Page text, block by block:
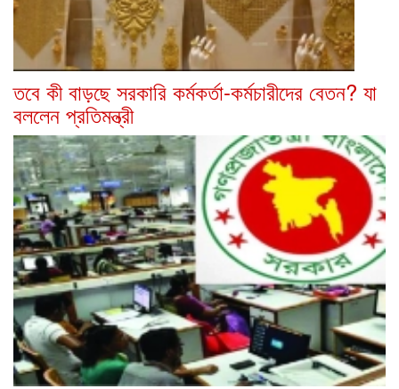
তবে কী বাড়ছে সরকারি কর্মকর্তা-কর্মচারীদের বেতন? যা
বললেন প্রতিমন্ত্রী